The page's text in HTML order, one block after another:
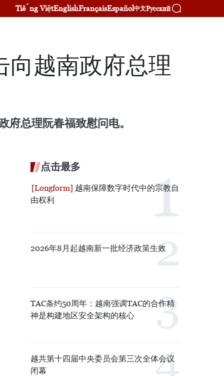
Tiếng ViệtEnglishFrançaisEspañol中文Русский
向越南政府总理
府总理阮春福致慰问电。
点击最多
越南保障数字时代中的宗教自
由权利
2026年8月起越南新一批经济政策生效
TAC条约50周年：越南强调TAC的合作精
神是构建地区安全架构的核心
越共第十四届中央委员会第三次全体会议
闭幕